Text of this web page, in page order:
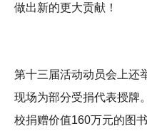
做出新的更大贡献！
第十三届活动动员会上还
现场为部分受捐代表授牌
校捐赠价值160万元的图书